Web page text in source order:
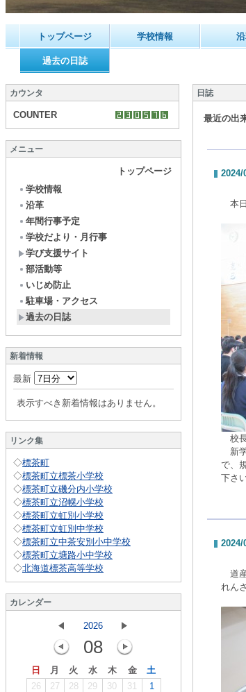
トップページ 学校情報
過去の日誌
カウンタ
COUNTER
メニュー
トップページ
学校情報
沿革
年間行事予定
学校だより・月行事
学び支援サイト
部活動等
いじめ防止
駐車場・アクセス
過去の日誌
新着情報
最新
表示すべき新着情報はありません。
リンク集
◇標茶町
◇標茶町立標茶小学校
◇標茶町立磯分内小学校
◇標茶町立沼幌小学校
◇標茶町立虹別小学校
◇標茶町立虹別中学校
◇標茶町立中茶安別小中学校
◇標茶町立塘路小中学校
◇北海道標茶高等学校
カレンダー
2026
08
日 月 火 水 木 金
土
26
27 28 29 30 31 1
日誌
最近の出
2024/
本
校
新
で、
下さい
2024/
道
れん